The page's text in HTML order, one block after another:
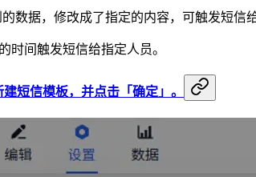
数据，修改成了指定的内容，可触发短信
时间触发短信给指定人员。
短信模板，并点击「确定」。